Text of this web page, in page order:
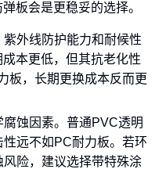
板会是更稳妥的选择。
外线防护能力和耐候性
成本更低，但其抗老化性
板，长期更换成本反而更
蚀因素。普通PVC透明
远不如PC耐力板。若环
险，建议选择带特殊涂